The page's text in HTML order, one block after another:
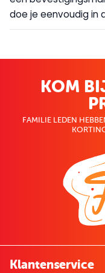
doe je eenvoudig in
KOM
FAMILIE LEDEN
Klantenservice